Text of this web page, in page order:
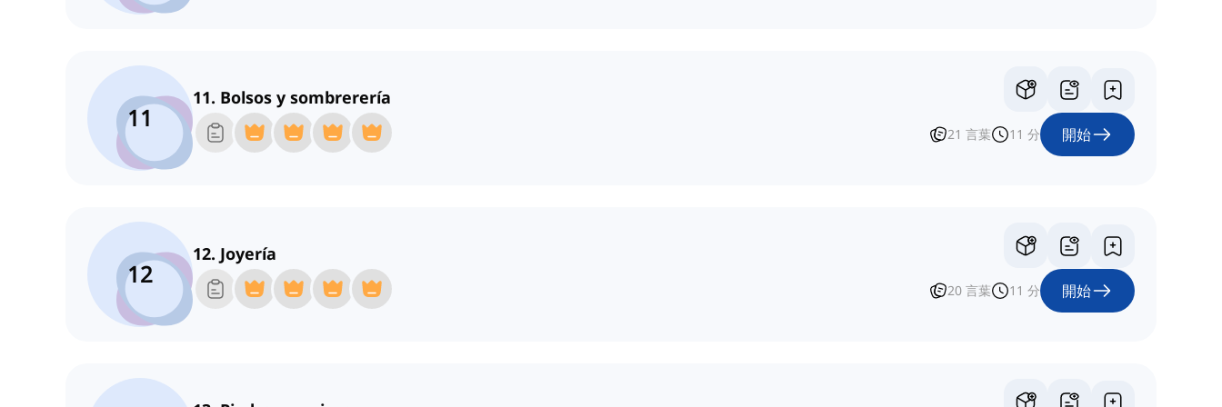
11
11. Bolsos y sombrerería
21 言葉 11 分 開始
12
12. Joyería
20 言葉 11 分 開始